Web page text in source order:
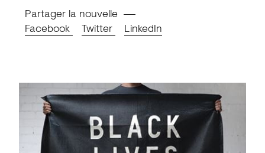
Partager la nouvelle
Facebook
Twitter LinkedIn